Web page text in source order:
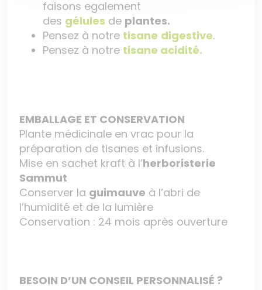
faisons egalement
des gélules de plantes.
Pensez à notre tisane digestive.
Pensez à notre tisane acidité.
EMBALLAGE ET CONSERVATION
Plante médicinale en vrac pour la
préparation de tisanes et infusions.
Mise en sachet kraft à l’herboristerie
Sammut
Conserver la guimauve à l’abri de
l’humidité et de la lumière
Conservation : 24 mois après ouverture
BESOIN D’UN CONSEIL PERSONNALISÉ ?